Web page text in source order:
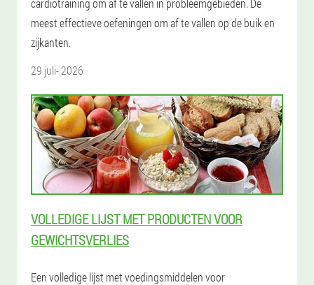
cardiotraining om af te vallen in probleemgebieden. De
meest effectieve oefeningen om af te vallen op de buik en
zijkanten.
29 juli- 2026
VOLLEDIGE LIJST MET PRODUCTEN VOOR
GEWICHTSVERLIES
Een volledige lijst met voedingsmiddelen voor